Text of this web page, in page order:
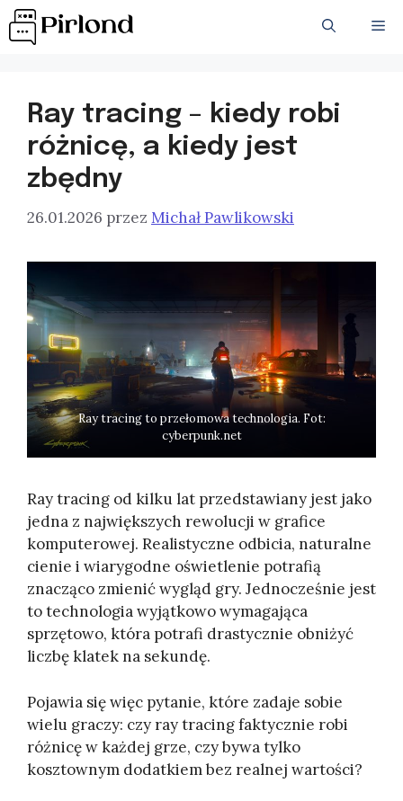
Przejdź
do
Ray tracing – kiedy robi
różnicę, a kiedy jest
zbędny
26.01.2026 przez Michał Pawlikowski
Ray tracing to przełomowa technologia. Fot:
cyberpunk.net
Ray tracing od kilku lat przedstawiany jest jako
jedna z największych rewolucji w grafice
komputerowej. Realistyczne odbicia, naturalne
cienie i wiarygodne oświetlenie potrafią
znacząco zmienić wygląd gry. Jednocześnie jest
to technologia wyjątkowo wymagająca
sprzętowo, która potrafi drastycznie obniżyć
liczbę klatek na sekundę.
Pojawia się więc pytanie, które zadaje sobie
wielu graczy: czy ray tracing faktycznie robi
różnicę w każdej grze, czy bywa tylko
kosztownym dodatkiem bez realnej wartości?